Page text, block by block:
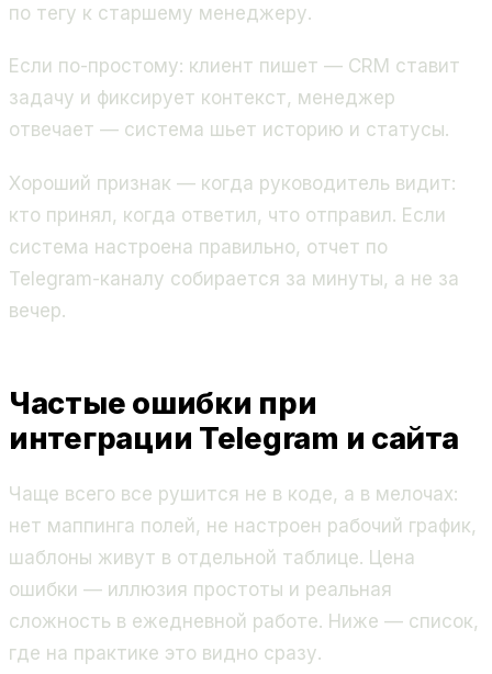
по тегу к старшему менеджеру.
Если по-простому: клиент пишет — CRM ставит
задачу и фиксирует контекст, менеджер
отвечает — система шьет историю и статусы.
Хороший признак — когда руководитель видит:
кто принял, когда ответил, что отправил. Если
система настроена правильно, отчет по
Telegram-каналу собирается за минуты, а не за
вечер.
Частые ошибки при
интеграции Telegram и сайта
Чаще всего все рушится не в коде, а в мелочах:
нет маппинга полей, не настроен рабочий график,
шаблоны живут в отдельной таблице. Цена
ошибки — иллюзия простоты и реальная
сложность в ежедневной работе. Ниже — список,
где на практике это видно сразу.